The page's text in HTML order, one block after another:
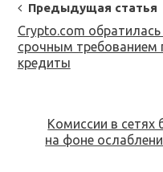
Post
Navigation
Предыдущая статья
Crypto.com
срочным требованием
кредиты
Комиссии в сетях
на фоне